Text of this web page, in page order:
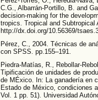
C.G., Albarrán-Portillo, B. and
decision-making for the
tropics. Tropical and
http://dx.doi.org/10.56369/
Pérez, C., 2004. Técnicas de
con SPSS. pp.155–191.
Piedra-Matías, R., Rebollar-
Tipificación de unidades de
de MÉxico. In: La ganadería en
Estado de México, condiciones
Vol. 1 pp. 51). Universidad